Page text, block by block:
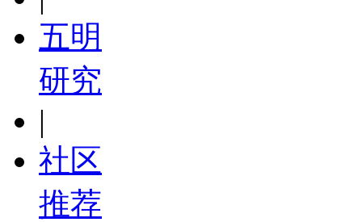
五明
研究
|
社区
推荐